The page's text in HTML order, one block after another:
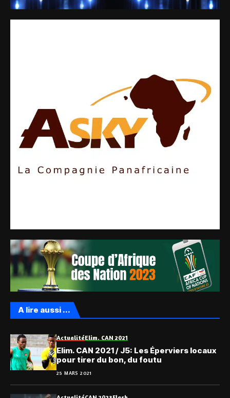
A lire aussi ...
ActualitéElim. CAN 2021
Elim. CAN 2021 / J5: Les Éperviers locaux
pour tirer du bon, du foutu
25 MARS 2021